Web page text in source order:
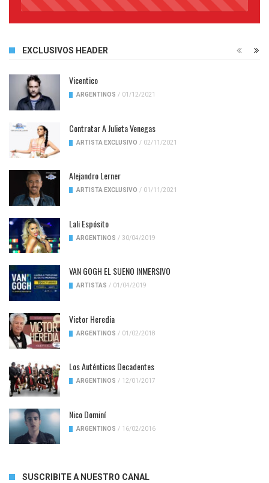
45%
EXCLUSIVOS HEADER
Vicentico
ARGENTINOS / 01/12/2021
Contratar A Julieta Venegas
ARTISTA EXCLUSIVO / 02/11/2021
Alejandro Lerner
ARTISTA EXCLUSIVO / 01/11/2021
Lali Espósito
ARGENTINOS / 30/04/2019
VAN GOGH EL SUENO INMERSIVO
ARTISTAS / 01/04/2019
Victor Heredia
ARGENTINOS / 01/02/2018
Los Auténticos Decadentes
ARGENTINOS / 12/01/2017
Nico Dominí
ARGENTINOS / 16/02/2016
SUSCRIBITE A NUESTRO CANAL